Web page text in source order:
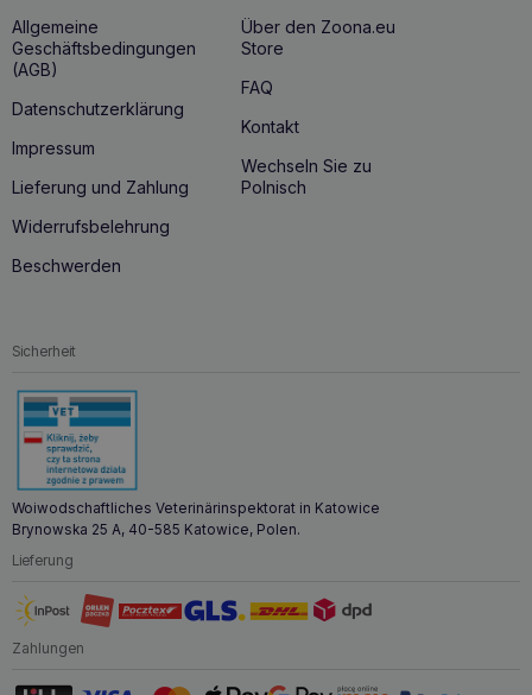
Allgemeine
Geschäftsbedingungen
(AGB)
Datenschutzerklärung
Impressum
Lieferung und Zahlung
Widerrufsbelehrung
Beschwerden
Über den Zoona.eu
Store
FAQ
Kontakt
Wechseln Sie zu
Polnisch
Sicherheit
Woiwodschaftliches Veterinärinspektorat in Katowice
Brynowska 25 A, 40-585 Katowice, Polen.
Lieferung
Zahlungen